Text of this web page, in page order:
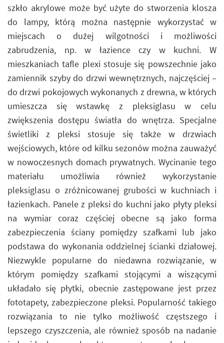
szkło akrylowe może być użyte do stworzenia klosza
do lampy, którą można następnie wykorzystać w
miejscach o dużej wilgotności i możliwości
zabrudzenia, np. w łazience czy w kuchni. W
mieszkaniach tafle plexi stosuje się powszechnie jako
zamiennik szyby do drzwi wewnętrznych, najczęściej –
do drzwi pokojowych wykonanych z drewna, w których
umieszcza się wstawkę z pleksiglasu w celu
zwiększenia dostępu światła do wnętrza. Specjalne
świetliki z pleksi stosuje się także w drzwiach
wejściowych, które od kilku sezonów można zauważyć
w nowoczesnych domach prywatnych. Wycinanie tego
materiału umożliwia również wykorzystanie
pleksiglasu o zróżnicowanej grubości w kuchniach i
łazienkach. Panele z pleksi do kuchni jako płyty pleksi
na wymiar coraz częściej obecne są jako forma
zabezpieczenia ściany pomiędzy szafkami lub jako
podstawa do wykonania oddzielnej ścianki działowej.
Niezwykle popularne do niedawna rozwiązanie, w
którym pomiędzy szafkami stojącymi a wiszącymi
układało się płytki, obecnie zastępowane jest przez
fototapety, zabezpieczone pleksi. Popularność takiego
rozwiązania to nie tylko możliwość częstszego i
lepszego czyszczenia, ale również sposób na nadanie